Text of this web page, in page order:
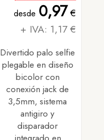
desde 0,97 €
+ IVA: 1,17 €
Divertido palo selfie
plegable en diseño
bicolor con
conexión jack de
3,5mm, sistema
antigiro y
disparador